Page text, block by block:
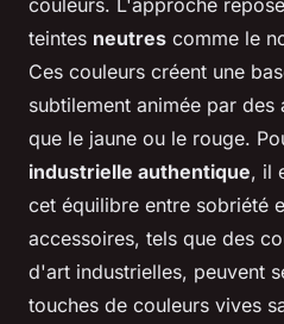
teintes neutres comme le
Ces couleurs créent une
subtilement animée par
que le jaune ou le rouge.
industrielle authentique, il
cet équilibre entre sobriété
accessoires, tels que des
d'art industrielles, peuvent
touches de couleurs vives